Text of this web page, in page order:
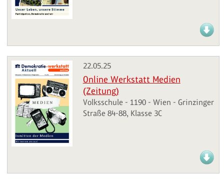
22.05.25
Online Werkstatt Medien
(Zeitung)
Volksschule - 1190 - Wien - Grinzinger
Straße 84-88, Klasse 3C